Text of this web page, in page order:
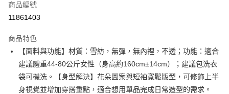
超商取貨付款
Apple Pay
街口支付
悠遊付
商品編號
11861403
商品特色
【面料與功能】材質：雪紡，無彈，無內裡，不透；功能：適合
建議體重44-80公斤女性（身高約160cm±14cm）；建議包洗衣
袋可機洗。【身型解決】花朵圖案與短袖寬鬆版型，可修飾上半
身視覺並增加穿搭重點，適合想用單品完成日常造型的需求。